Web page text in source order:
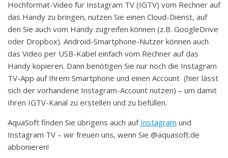
Hochformat-Video für Instagram TV (IGTV) vom Rechner auf
das Handy zu bringen, nutzen Sie einen Cloud-Dienst, auf
den Sie auch vom Handy zugreifen können (z.B. GoogleDrive
oder Dropbox). Android-Smartphone-Nutzer können auch
das Video per USB-Kabel einfach vom Rechner auf das
Handy kopieren. Dann benötigen Sie nur noch die Instagram
TV-App auf Ihrem Smartphone und einen Account (hier lässt
sich der vorhandene Instagram-Account nutzen) – um damit
Ihren IGTV-Kanal zu erstellen und zu befüllen.
AquaSoft finden Sie übrigens auch auf Instagram und
Instagram TV – wir freuen uns, wenn Sie @aquasoft.de
abbonieren!